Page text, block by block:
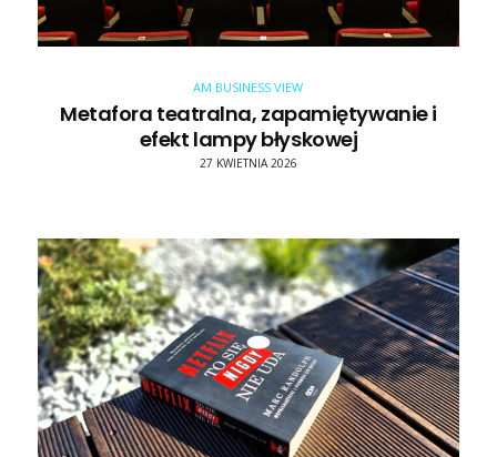
AM BUSINESS VIEW
Metafora teatralna, zapamiętywanie i
efekt lampy błyskowej
27 KWIETNIA 2026